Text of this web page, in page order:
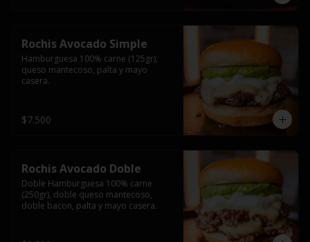
Rochis Avocado Simple
Hamburguesa 100% carne (125gr),
queso mantecoso, palta y mayo
casera.
$7.500
Rochis Avocado Doble
Doble Hamburguesa 100% carne
(250gr), doble queso mantecoso,
doble bacon, palta y mayo casera.